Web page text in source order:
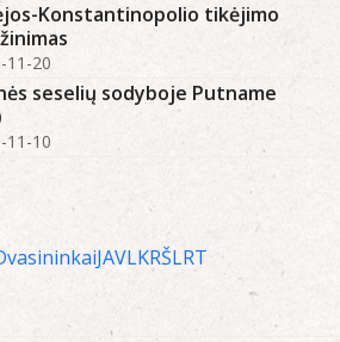
Konstantinopolio tikėjimo
11-20
seselių sodyboje Putname
11-10
JAVLKRŠLRT